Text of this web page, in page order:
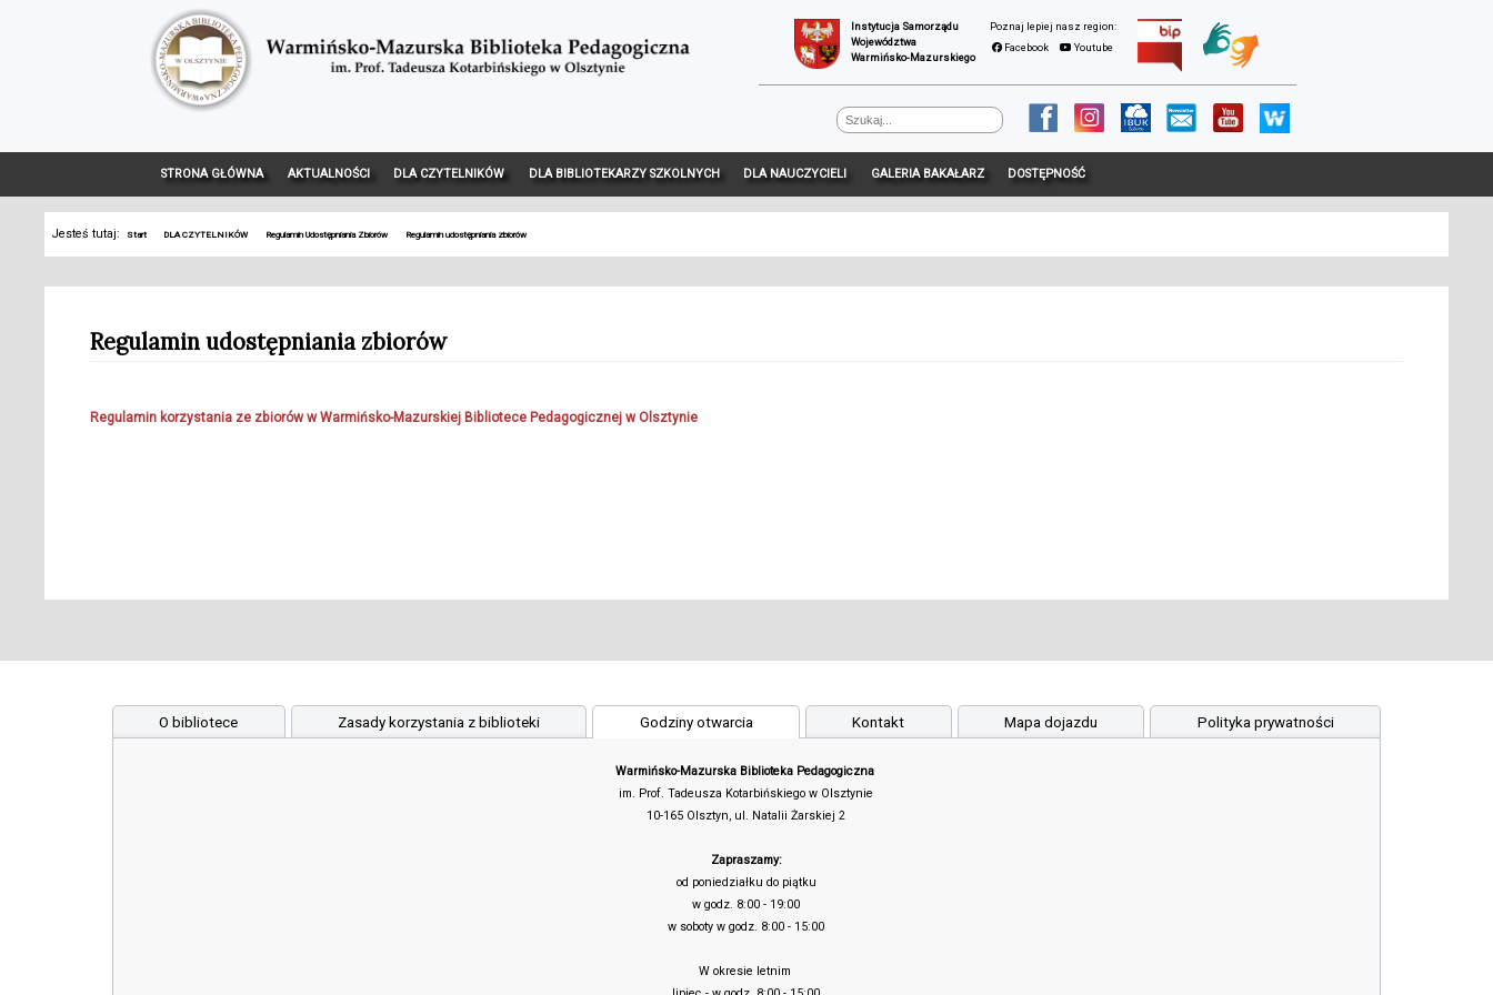
Instytucja Samorządu
Województwa
Warmińsko-Mazurskiego
Facebook Youtube
STRONA GŁÓWNA AKTUALNOŚCI DLA CZYTELNIKÓW DLA BIBLIOTEKARZY SZKOLNYCH DLA NAUCZYCIELI GALERIA BAKAŁARZ DOSTĘPNOŚĆ
Jesteś tutaj: Start DLA CZYTELNIKÓW Regulamin Udostępniania Zbiorów Regulamin udostępniania zbiorów
Regulamin udostępniania zbiorów
Regulamin korzystania ze zbiorów w Warmińsko-Mazurskiej Bibliotece Pedagogicznej w Olsztynie
O bibliotece Zasady korzystania z biblioteki Godziny otwarcia Kontakt Mapa dojazdu Polityka prywatności
Warmińsko-Mazurska Biblioteka Pedagogiczna
im. Prof. Tadeusza Kotarbińskiego w Olsztynie
10-165 Olsztyn, ul. Natalii Żarskiej 2
Zapraszamy:
od poniedziałku do piątku
w godz. 8:00 - 19:00
w soboty w godz. 8:00 - 15:00
W okresie letnim